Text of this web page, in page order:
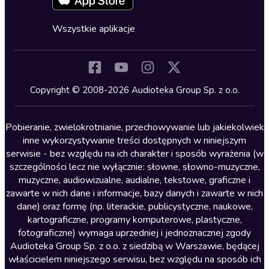
Kryminały
Lektury szkolne
Literatura anglojęzyczna
Literatura faktu
Literatura obyczajowa
Literatura piękna obca
Literatura piękna polska
Nagrania relaksacyjne
Nauka języków
Cykle audiobooków
Wszystkie aplikacje
Copyright © 2008-2026 Audioteka Group Sp. z o.o.
Pobieranie, zwielokrotnianie, przechowywanie lub jakiekolwiek
inne wykorzystywanie treści dostępnych w niniejszym
serwisie - bez względu na ich charakter i sposób wyrażenia (w
szczególności lecz nie wyłącznie: słowne, słowno-muzyczne,
muzyczne, audiowizualne, audialne, tekstowe, graficzne i
zawarte w nich dane i informacje, bazy danych i zawarte w nich
dane) oraz formę (np. literackie, publicystyczne, naukowe,
kartograficzne, programy komputerowe, plastyczne,
fotograficzne) wymaga uprzedniej i jednoznacznej zgody
Audioteka Group Sp. z o.o. z siedzibą w Warszawie, będącej
właścicielem niniejszego serwisu, bez względu na sposób ich